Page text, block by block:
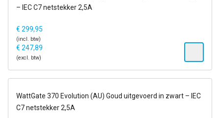
– IEC C7 netstekker 2,5A
€ 299,95
(incl. btw)
€ 247,89
(excl. btw)
6-13 dagen
WattGate 370 Evolution (AU) Goud uitgevoerd in zwart – IEC
C7 netstekker 2,5A